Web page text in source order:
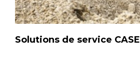
Solutions de service CASE